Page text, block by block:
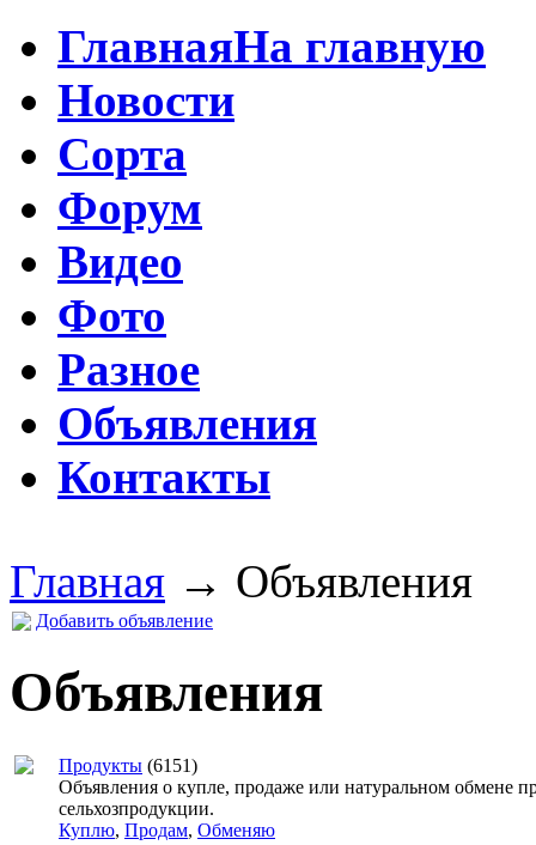
ГлавнаяНа главную
Новости
Сорта
Форум
Видео
Фото
Разное
Объявления
Контакты
Главная → Объявления
Добавить объявление
Объявления
Продукты (6151)
Объявления о купле, продаже или натуральном обмене
сельхозпродукции.
Куплю, Продам, Обменяю